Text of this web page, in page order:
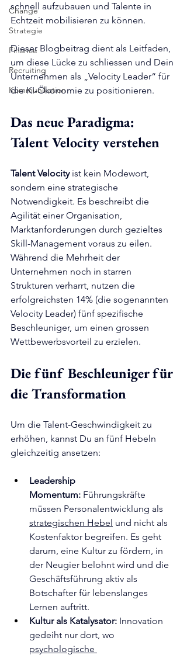
Change
Strategie
Finance
Recruiting
Kommunikation
schnell aufzubauen und Talente in
Echtzeit mobilisieren zu können.
Dieser Blogbeitrag dient als Leitfaden,
um diese Lücke zu schliessen und Dein
Unternehmen als „Velocity Leader“ für
die KI-Ökonomie zu positionieren.
Das neue Paradigma:
Talent Velocity verstehen
Talent Velocity ist kein Modewort,
sondern eine strategische
Notwendigkeit. Es beschreibt die
Agilität einer Organisation,
Marktanforderungen durch gezieltes
Skill-Management voraus zu eilen.
Während die Mehrheit der
Unternehmen noch in starren
Strukturen verharrt, nutzen die
erfolgreichsten 14% (die sogenannten
Velocity Leader) fünf spezifische
Beschleuniger, um einen grossen
Wettbewerbsvorteil zu erzielen.
Die fünf Beschleuniger für
die Transformation
Um die Talent-Geschwindigkeit zu
erhöhen, kannst Du an fünf Hebeln
gleichzeitig ansetzen:
Leadership
Momentum: Führungskräfte
müssen Personalentwicklung als
strategischen Hebel und nicht als
Kostenfaktor begreifen. Es geht
darum, eine Kultur zu fördern, in
der Neugier belohnt wird und die
Geschäftsführung aktiv als
Botschafter für lebenslanges
Lernen auftritt.
Kultur als Katalysator: Innovation
gedeiht nur dort, wo
psychologische